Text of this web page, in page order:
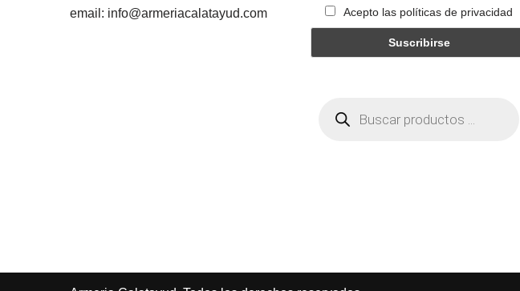
email: info@armeriacalatayud.com
Acepto las políticas de privacidad